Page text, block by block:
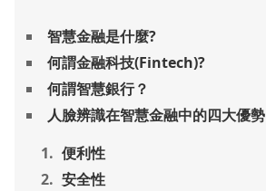
智慧金融是什麼?
何謂金融科技(Fintech)?
何謂智慧銀行？
人臉辨識在智慧金融中的四大優勢
便利性
安全性